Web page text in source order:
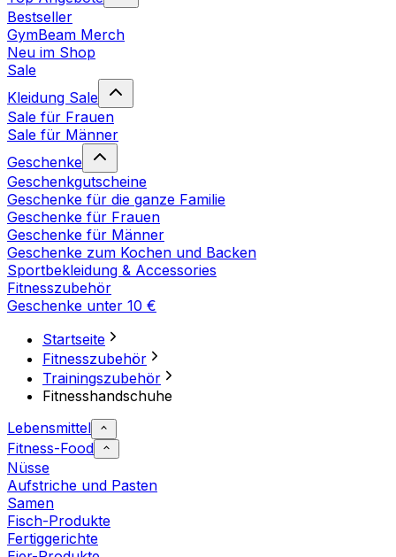
Bestseller
GymBeam Merch
Neu im Shop
Sale
Kleidung Sale
Sale für Frauen
Sale für Männer
Geschenke
Geschenkgutscheine
Geschenke für die ganze Familie
Geschenke für Frauen
Geschenke für Männer
Geschenke zum Kochen und Backen
Sportbekleidung & Accessories
Fitnesszubehör
Geschenke unter 10 €
Startseite
Fitnesszubehör
Trainingszubehör
Fitnesshandschuhe
Lebensmittel
Fitness-Food
Nüsse
Aufstriche und Pasten
Samen
Fisch-Produkte
Fertiggerichte